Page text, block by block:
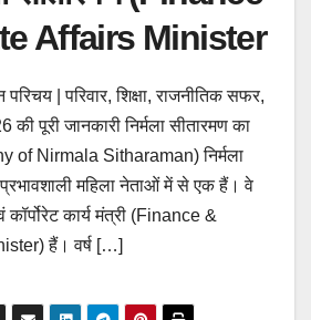
Affairs Minister
परिचय | परिवार, शिक्षा, राजनीतिक सफर,
पूरी जानकारी निर्मला सीतारमण का
of Nirmala Sitharaman) निर्मला
महिला नेताओं में से एक हैं। वे
कॉर्पोरेट कार्य मंत्री (Finance &
हैं। वर्ष […]